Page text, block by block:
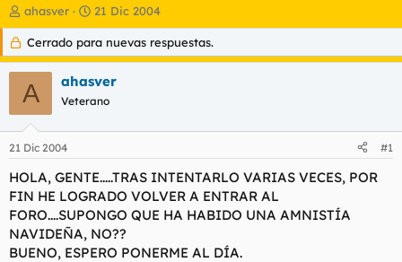
I
n
c
i
a
d
o
d
e
l
t
e
m
a
ahasver
F
e
c
h
d
e
i
c
o
21 Dic 2004
Cerrado para nuevas respuestas.
A ahasver
Veterano
21 Dic 2004 #1
HOLA, GENTE.....TRAS INTENTARLO VARIAS VECES, POR
FIN HE LOGRADO VOLVER A ENTRAR AL
FORO....SUPONGO QUE HA HABIDO UNA AMNISTÍA
NAVIDEÑA, NO??
BUENO, ESPERO PONERME AL DÍA.